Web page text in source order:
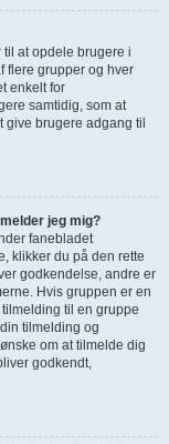
at opdele brugere i
flere grupper og hver
enkelt for
samtidig, som at
brugere adgang til
jeg mig?
fanebladet
klikker du på den rette
godkendelse, andre er
Hvis gruppen er en
til en gruppe
tilmelding og
om at tilmelde dig
godkendt,